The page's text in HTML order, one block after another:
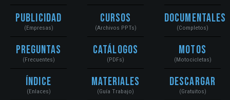
Publicidad
(Empresas)
Preguntas
(Frecuentes)
Índice
(Enlaces)
Cursos
(Archivos PPTs)
Catálogos
(PDFs)
Materiales
(Guía Trabajo)
Documentales
(Completos)
Motos
(Motocicletas)
Descargar
(Gratuitos)